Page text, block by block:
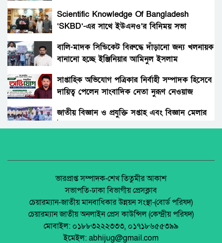
গ্রহন।
দোরগোড়ায় এক নতুন অধ্যায়ের সূচনা।
বিচারকের স্ত্রীকে কুপিয়ে জখম, ছেলেকে হত্যা করল
পরিচিত যুবক।
আওয়ামী’লীগের অবরোধের বিরুদ্ধে কঠোর অবস্থান
ছিলো জামায়াত ইসলামীর।
অনুষ্ঠিত হয়ে গেলো ইসলামি ফাউন্ডেশন কর্তৃক
আয়োজিত উপজেলা পর্যায় জাতীয় শিশু-কিশোর
ইসলামি সাংস্কৃতিক প্রতিযোগিতা
পলাশবাড়ী এসএম পাইলট সরকারি উচ্চ বিদ্যালয়ের
Scientific Knowledge Of Bangladesh
‘SKBD’-এর সাথে ইউএনও’র বিনিময় সভা
বালি-মাদক সিন্ডিকেট বিরুদ্ধে দাঁড়ানো জন্য খলনায়ক
বানানো হচ্ছে ইঞ্জিনিয়ার আমিনুল ইসলাম
সাপ্তাহিক অভিযোগ পত্রিকার নির্বাহী সম্পাদক হিসেবে
দায়িত্ব পেলেন সাংবাদিক নেতা নুরূণ নেওয়াজ
জাতীয় বিজ্ঞান ও প্রযুক্তি সপ্তাহ এবং বিজ্ঞান মেলার
জেলা আইন-শৃৃঙ্খলা কমিটির মাসিক সভা অনুষ্ঠিত।
পলাশবাড়ীতে এমইপি গ্রুপের মতবিনিময় সভা
অনুষ্ঠিত।
ভারপ্রাপ্ত সম্পাদক-শেখ তিতুমীর আকাশ
সভাপতি-ঢাকা বিভাগীয় প্রেসক্লাব
চেয়ারম্যান-জাতীয় মানবাধিকার উন্নয়ন সংস্থা-(বোর্ড পরিষদ)
চেয়ারম্যান জাতীয় অনলাইন প্রেস কাউন্সিল (কেন্দ্রীয় পরিষদ)
মোবাইল: ০১৮৮৩২২২৩৩৩, ০১৭১৮৬৫৫৩৯৯
ইমেইল: abhijug@gmail.com